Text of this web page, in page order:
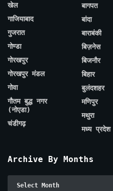
खेल
गाजियाबाद
गुजरात
गोण्डा
गोरखपुर
गोरखपुर मंडल
गोवा
गौतम बुद्ध नगर
(नोएडा)
चंडीगढ़
बागपत
बांदा
बाराबंकी
बिज़नेस
बिजनौर
बिहार
बुलंदशहर
मणिपुर
मथुरा
मध्य प्रदेश
Archive By Months